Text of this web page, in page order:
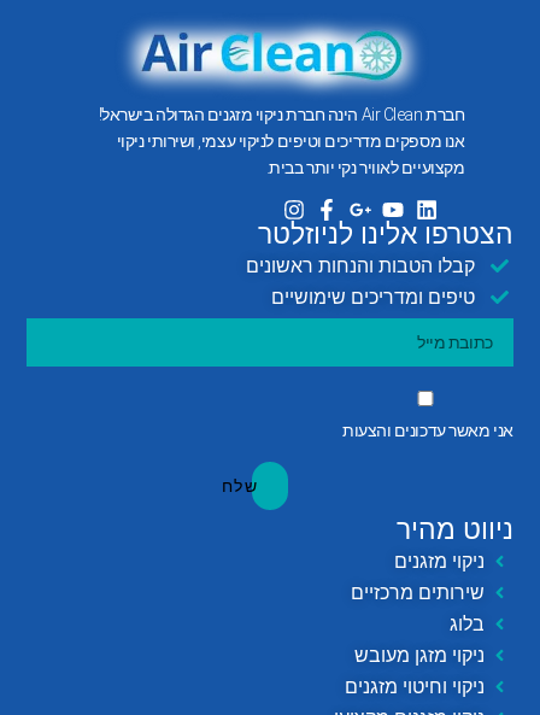
חברת Air Clean הינה חברת ניקוי מזגנים הגדולה בישראל!
אנו מספקים מדריכים וטיפים לניקוי עצמי, ושירותי ניקוי
מקצועיים לאוויר נקי יותר בבית.
ניווט מהיר
ניקוי מזגנים
שירותים מרכזיים
בלוג
ניקוי מזגן מעובש
ניקוי וחיטוי מזגנים
הצטרפו אלינו לניוזלטר
קבלו הטבות והנחות ראשונים
טיפים ומדריכים שימושיים
אני מאשר עדכונים והצעות
שלח